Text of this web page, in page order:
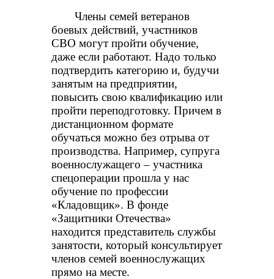
Члены семей ветеранов
боевых действий, участников
СВО могут пройти обучение,
даже если работают. Надо только
подтвердить категорию и, будучи
занятым на предприятии,
повысить свою квалификацию или
пройти переподготовку. Причем в
дистанционном формате
обучаться можно без отрыва от
производства. Например, супруга
военнослужащего – участника
спецоперации прошла у нас
обучение по профессии
«Кладовщик». В фонде
«Защитники Отечества»
находится представитель службы
занятости, который консультирует
членов семей военнослужащих
прямо на месте.